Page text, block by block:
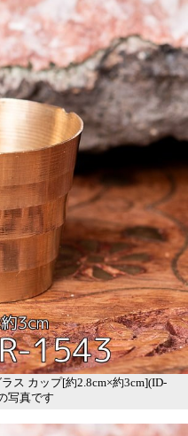
ス カップ[約2.8cm×約3cm](ID-
写真です